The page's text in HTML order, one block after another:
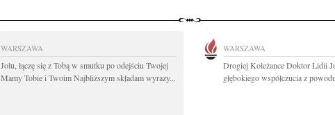
WARSZAWA
Jolu, łączę się z Tobą w smutku po odejściu Twojej
Mamy Tobie i Twoim Najbliższym składam wyrazy...
WARSZAWA
Drogiej Koleżance Doktor Lidii
głębokiego współczucia z